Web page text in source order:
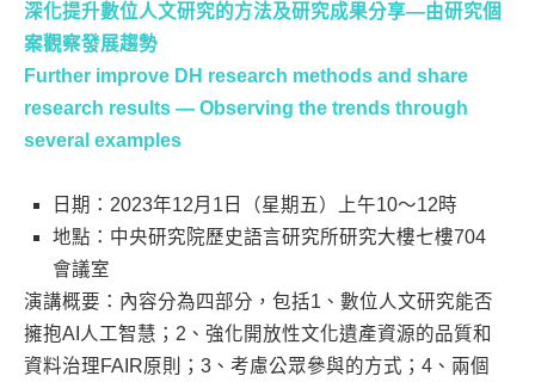
深化提升數位人文研究的方法及研究成果分享—由研究個
案觀察發展趨勢
Further improve DH research methods and share
research results — Observing the trends through
several examples
日期：2023年12月1日（星期五）上午10～12時
地點：中央研究院歷史語言研究所研究大樓七樓704
會議室
演講概要：內容分為四部分，包括1、數位人文研究能否
擁抱AI人工智慧；2、強化開放性文化遺產資源的品質和
資料治理FAIR原則；3、考慮公眾參與的方式；4、兩個